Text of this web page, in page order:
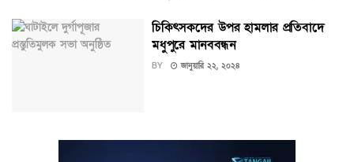
চিকিৎসকদের উপর হামলার প্রতিবাদে
মধুপুরে মানববন্ধন
BY জানুয়ারি ২২, ২০২৪